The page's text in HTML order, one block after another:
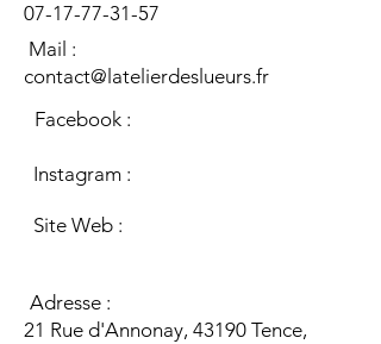
07-17-77-31-57
Mail :
contact@latelierdeslueurs.fr
Facebook :
Instagram :
Site Web :
Adresse :
21 Rue d'Annonay, 43190 Tence,